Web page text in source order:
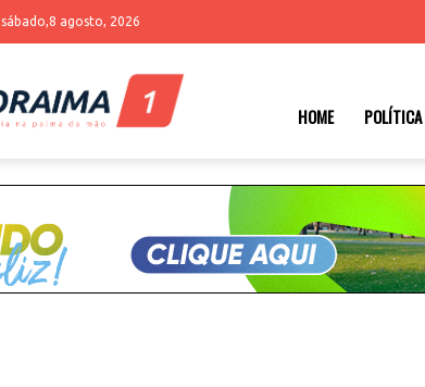
sábado,8 agosto, 2026
HOME POLÍTICA